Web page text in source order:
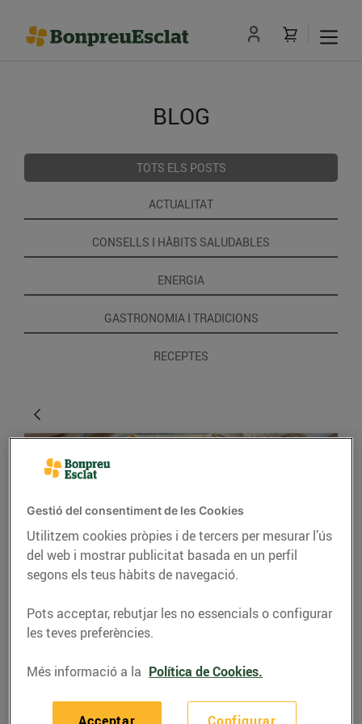
BLOG
TOTS ELS POSTS
ACTUALITAT
CONSELLS I HÀBITS SALUDABLES
ENERGIA
GASTRONOMIA I TRADICIONS
RECEPTES
Pasta amb pesto basilic
i carxofes
Gestió del consentiment de les Cookies
Utilitzem cookies pròpies i de tercers per mesurar l’ús
del web i mostrar publicitat basada en un perfil
segons els teus hàbits de navegació.
Pots acceptar, rebutjar les no essencials o configurar
les teves preferències.
Més informació a la Política de Cookies.